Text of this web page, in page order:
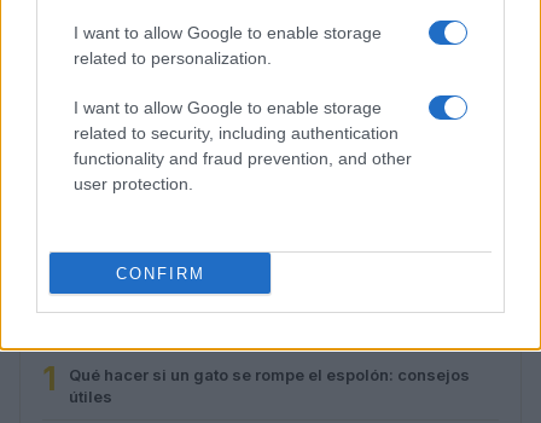
I want to allow Google to enable storage
related to personalization.
I want to allow Google to enable storage
related to security, including authentication
functionality and fraud prevention, and other
user protection.
CONFIRM
Cómo reaccionan los animales durante un eclipse
solar total
MÁS LEÍDOS
1
Qué hacer si un gato se rompe el espolón: consejos
útiles